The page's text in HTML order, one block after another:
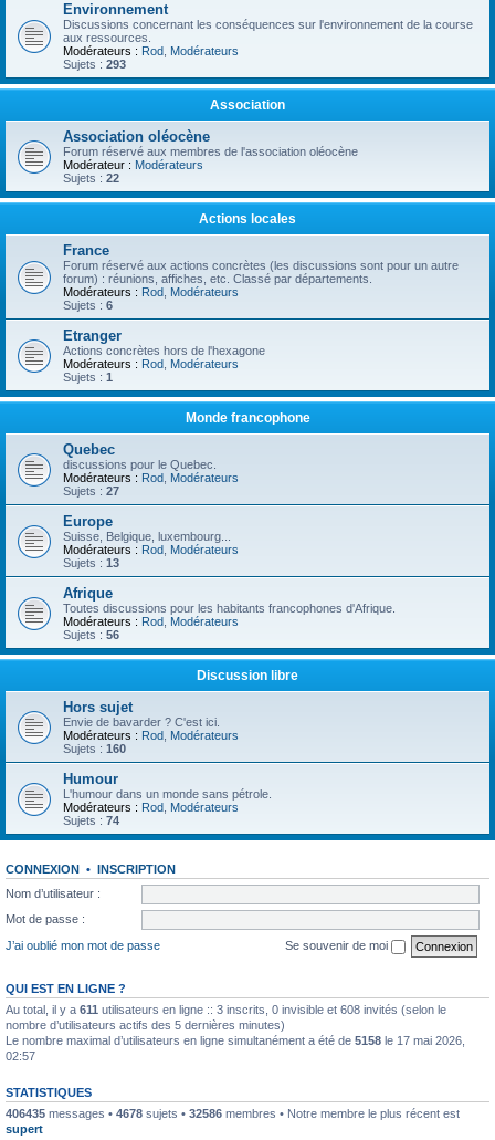
Environnement
Discussions concernant les conséquences sur l'environnement de la course
aux ressources.
Modérateurs : Rod Modérateurs
Sujets : 293
Association
Association oléocène
Forum réservé aux membres de l'association oléocène
Modérateur : Modérateurs
Sujets : 22
Actions locales
France
Forum réservé aux actions concrètes (les discussions sont pour un autre
forum) : réunions, affiches, etc. Classé par départements.
Modérateurs : Rod Modérateurs
Sujets : 6
Etranger
Actions concrètes hors de l'hexagone
Modérateurs : Rod Modérateurs
Sujets : 1
Monde francophone
Quebec
discussions pour le Quebec.
Modérateurs : Rod Modérateurs
Sujets : 27
Europe
Suisse, Belgique, luxembourg...
Modérateurs : Rod Modérateurs
Sujets : 13
Afrique
Toutes discussions pour les habitants francophones d'Afrique.
Modérateurs : Rod Modérateurs
Sujets : 56
Discussion libre
Hors sujet
Envie de bavarder ? C'est ici.
Modérateurs : Rod Modérateurs
Sujets : 160
Humour
L'humour dans un monde sans pétrole.
Modérateurs : Rod Modérateurs
Sujets : 74
CONNEXION • INSCRIPTION
Nom d’utilisateur :
Mot de passe :
J’ai oublié mon mot de passe
Se souvenir de moi
QUI EST EN LIGNE ?
Au total, il y a 611 utilisateurs en ligne :: 3 inscrits, 0 invisible et 608 invités (selon le
nombre d’utilisateurs actifs des 5 dernières minutes)
Le nombre maximal d’utilisateurs en ligne simultanément a été de 5158 le 17 mai 2026,
02:57
STATISTIQUES
406435 messages • 4678 sujets • 32586 membres • Notre membre le plus récent est
supert